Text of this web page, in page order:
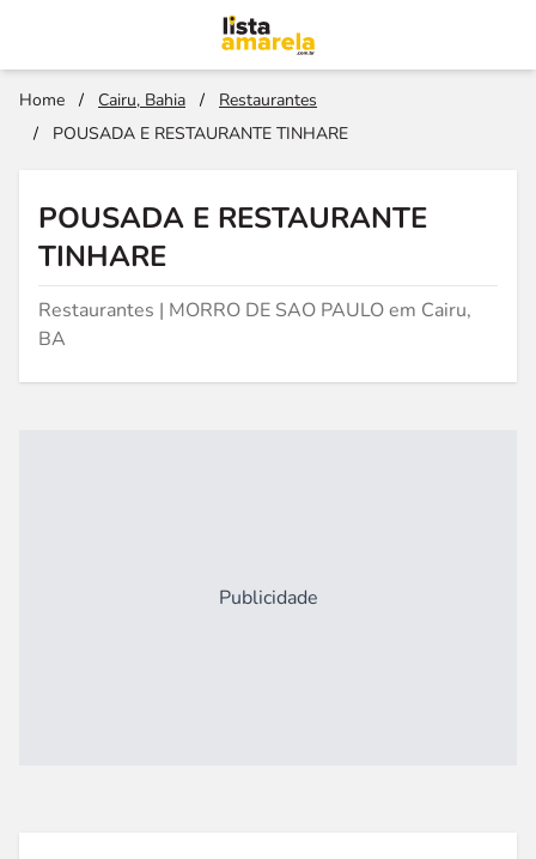
Home / Cairu, Bahia /
Restaurantes
/
POUSADA E RESTAURANTE TINHARE
POUSADA E RESTAURANTE
TINHARE
Restaurantes | MORRO DE SAO PAULO em Cairu,
BA
Publicidade